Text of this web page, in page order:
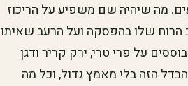
מה שיהיה שם משפיע על הריכוז
הרוח שלו בהפסקה ועל הרעב שאיתו
על פרי טרי, ירק קריר ודגן
הזה בלי מאמץ גדול, וכל מה